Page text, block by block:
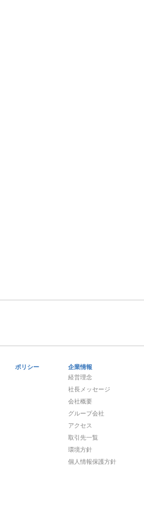
ポリシー
企業情報
経営理念
社長メッセージ
会社概要
グループ会社
アクセス
取引先一覧
環境方針
個人情報保護方針